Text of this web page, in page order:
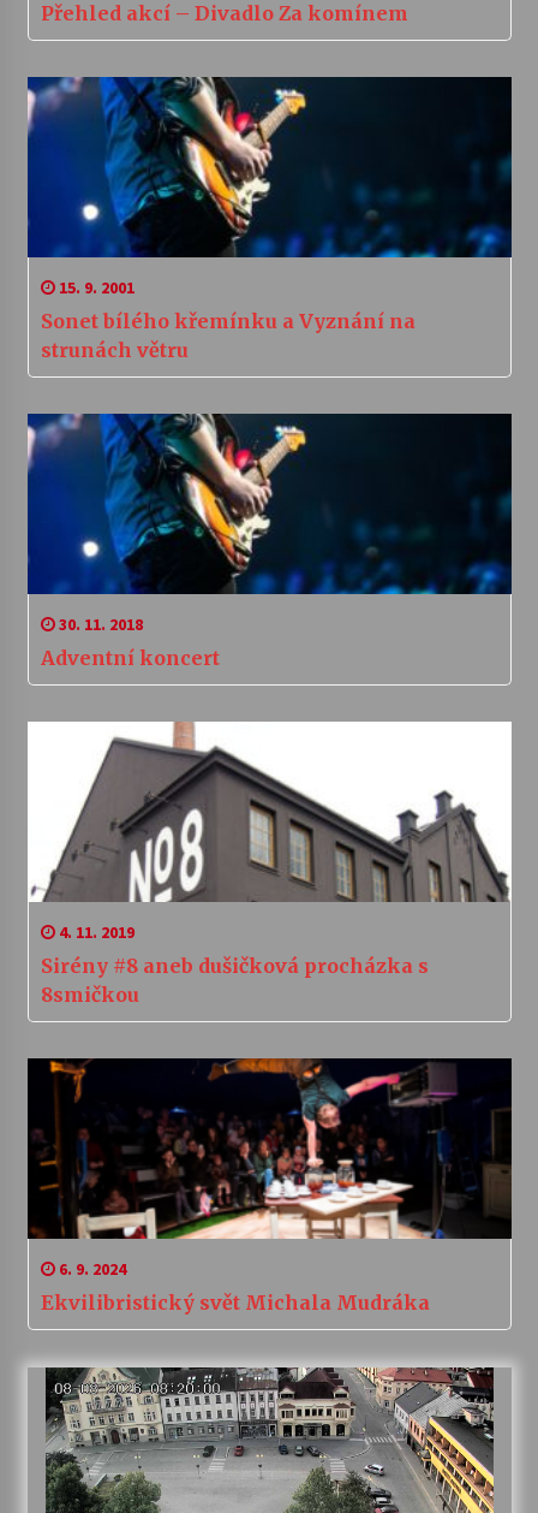
Přehled akcí – Divadlo Za komínem
15. 9. 2001
Sonet bílého křemínku a Vyznání na
strunách větru
30. 11. 2018
Adventní koncert
4. 11. 2019
Sirény #8 aneb dušičková procházka s
8smičkou
6. 9. 2024
Ekvilibristický svět Michala Mudráka